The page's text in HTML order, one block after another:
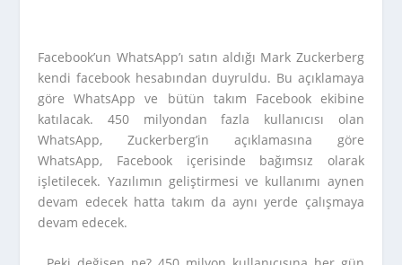
Facebook’un WhatsApp’ı satın aldığı Mark Zuckerberg
kendi facebook hesabından duyruldu. Bu açıklamaya
göre WhatsApp ve bütün takım Facebook ekibine
katılacak. 450 milyondan fazla kullanıcısı olan
WhatsApp, Zuckerberg’in açıklamasına göre
WhatsApp, Facebook içerisinde bağımsız olarak
işletilecek. Yazılımın geliştirmesi ve kullanımı aynen
devam edecek hatta takım da aynı yerde çalışmaya
devam edecek.